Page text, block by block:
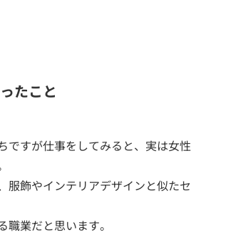
たこと
ですが仕事をしてみると、実は女性
服飾やインテリアデザインと似たセ
業だと思います。